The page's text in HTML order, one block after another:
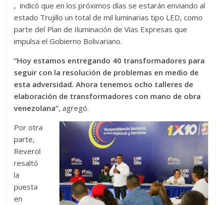
, indicó que en los próximos días se estarán enviando al
estado Trujillo un total de mil luminarias tipo LED, como
parte del Plan de Iluminación de Vías Expresas que
impulsa el Gobierno Bolivariano.
“Hoy estamos entregando 40 transformadores para
seguir con la resolución de problemas en medio de
esta adversidad. Ahora tenemos ocho talleres de
elaboración de transformadores con mano de obra
venezolana”, agregó.
Por otra
parte,
Reverol
resaltó
la
puesta
en